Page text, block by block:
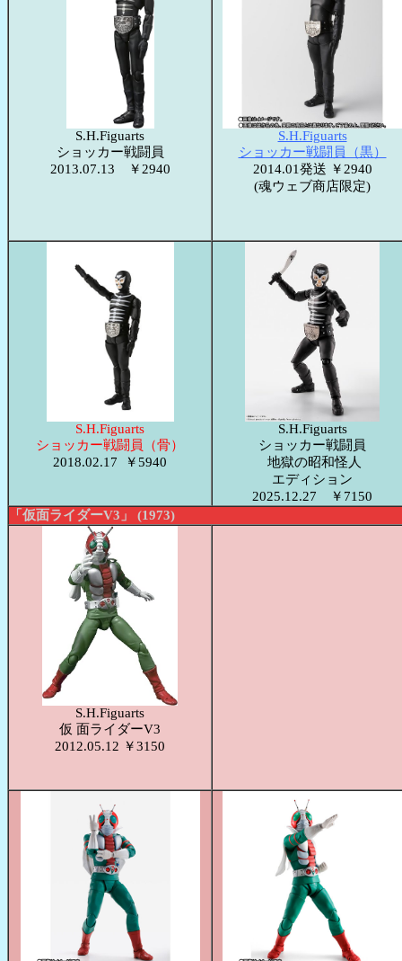
S.H.Figuarts
ショッカー戦闘員
2013.07.13 ￥2940
S.H.Figuarts
ショッカー戦闘員（黒）
2014.01発送 ￥2940
(魂ウェブ商店限定)
S.H.Figuarts
ショッカー戦闘員（骨）
2018.02.17 ￥5940
S.H.Figuarts
ショッカー戦闘員
地獄の昭和怪人
エディション
2025.12.27 ￥7150
「仮面ライダーV3」 (1973)
S.H.Figuarts
仮 面ライダーV3
2012.05.12 ￥3150